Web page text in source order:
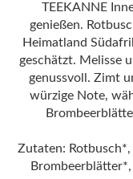
TEEKANNE
genießen.
Heimatland
geschätzt. Melisse
genussvoll. Zimt
würzige Note,
Zutaten: